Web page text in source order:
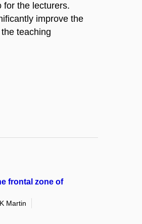
for the lecturers.
improve the
teaching
frontal zone of
Martin